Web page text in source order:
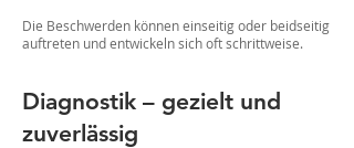
Die Beschwerden können einseitig oder beidseitig
auftreten und entwickeln sich oft schrittweise.
Diagnostik – gezielt und
zuverlässig